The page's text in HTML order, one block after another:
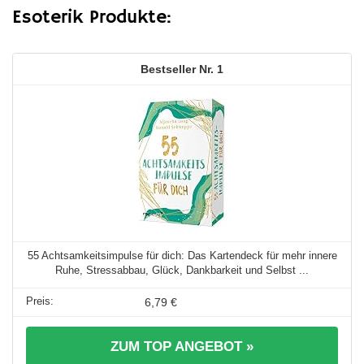
Esoterik Produkte:
1
55 Achtsamkeitsimpulse für dich: Das Kartendeck für mehr innere
Ruhe, Stressabbau, Glück, Dankbarkeit und Selbst ...
6,79 €
ZUM TOP ANGEBOT »